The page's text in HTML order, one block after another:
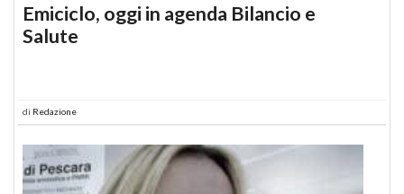
Emiciclo, oggi in agenda Bilancio e
Salute
di Redazione